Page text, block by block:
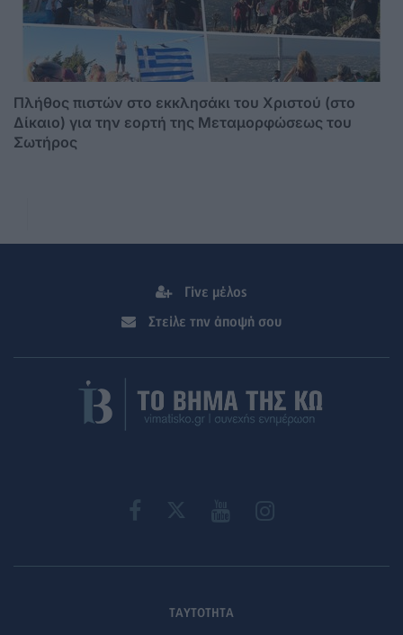
Πλήθος πιστών στο εκκλησάκι του Χριστού (στο
Δίκαιο) για την εορτή της Μεταμορφώσεως του
Σωτήρος
Γίνε μέλος
Στείλε την άποψή σου
ΤΑΥΤΟΤΗΤΑ